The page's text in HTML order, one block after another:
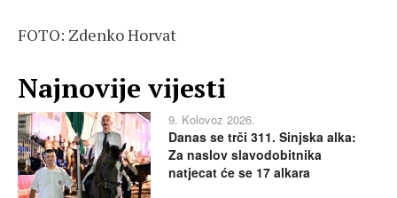
FOTO: Zdenko Horvat
Najnovije vijesti
9. Kolovoz 2026.
Danas se trči 311. Sinjska alka:
Za naslov slavodobitnika
natjecat će se 17 alkara